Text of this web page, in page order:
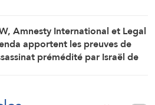
Amnesty International et Legal
apportent les preuves de
prémédité par Israël de